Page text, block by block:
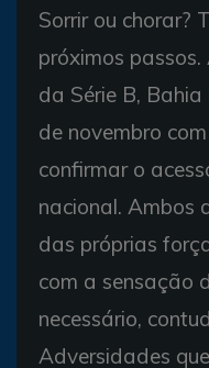
Sorrir ou chorar?
próximos
da Série B,
de novembro
confirmar o
nacional. Ambos
das próprias
com a sensação
necessário,
Adversidades